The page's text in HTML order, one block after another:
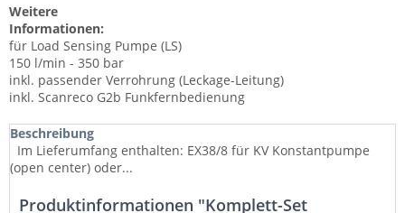
Weitere
Informationen:
für Load Sensing Pumpe (LS)
150 l/min - 350 bar
inkl. passender Verrohrung (Leckage-Leitung)
inkl. Scanreco G2b Funkfernbedienung
Beschreibung
Im Lieferumfang enthalten: EX38/8 für KV Konstantpumpe
(open center) oder...
Produktinformationen "Komplett-Set